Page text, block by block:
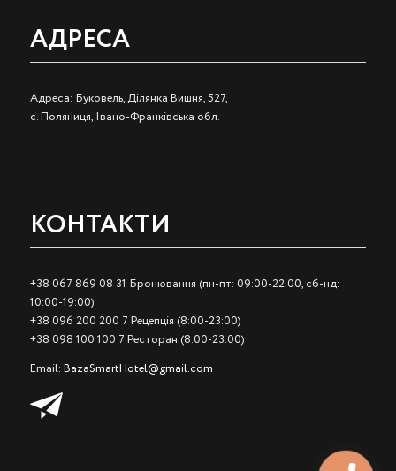
АДРЕСА
Адреса: Буковель, Ділянка Вишня, 527,
с. Поляниця, Івано-Франківська обл.
КОНТАКТИ
+38 067 869 08 31 Бронювання (пн-пт: 09:00-22:00, сб-нд:
10:00-19:00)
+38 096 200 200 7 Рецепція (8:00-23:00)
+38 098 100 100 7 Ресторан (8:00-23:00)
Email: BazaSmartHotel@gmail.com